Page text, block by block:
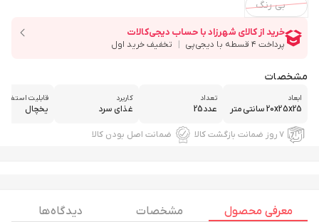
بی رنگ
مشخصات
ابعاد
20x25x25 سانتی‌متر
تعداد
عدد25
کاربرد
غذای سرد
قابلیت استفاده
یخچال
۷ روز ضمانت بازگشت کالا ضمانت اصل بودن کالا
معرفی محصول مشخصات
دیدگاه ها